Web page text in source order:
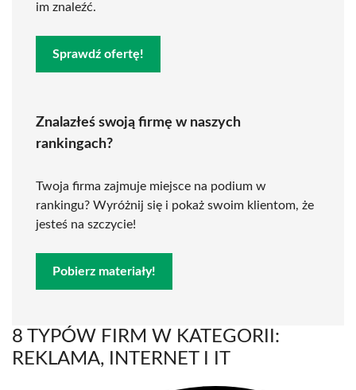
im znaleźć.
Sprawdź ofertę!
Znalazłeś swoją firmę w naszych
rankingach?
Twoja firma zajmuje miejsce na podium w
rankingu? Wyróżnij się i pokaż swoim klientom, że
jesteś na szczycie!
Pobierz materiały!
8 TYPÓW FIRM W KATEGORII:
REKLAMA, INTERNET I IT